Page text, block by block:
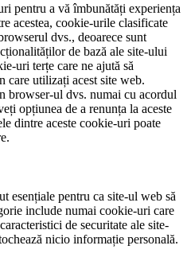
pentru a vă îmbunătăți experiența
acestea, cookie-urile clasificate
dvs., deoarece sunt
de bază ale site-ului
uri terțe care ne ajută să
care utilizați acest site web.
browser-ul dvs. numai cu acordul
opțiunea de a renunța la aceste
dintre aceste cookie-uri poate
esențiale pentru ca site-ul web să
include numai cookie-uri care
de securitate ale site-
nicio informație personală.